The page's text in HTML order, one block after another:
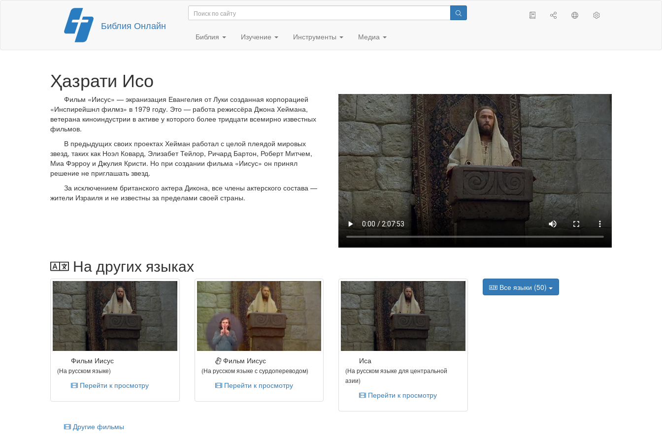
Перейти
содержимому
Библия Онлайн
Библия Изучение Инструменты Медиа
Ҳазрати Исо
Фильм «Иисус» — экранизация Евангелия от Луки созданная корпорацией
«Инспирейшнл филмз» в 1979 году. Это — работа режиссёра Джона Хеймана,
ветерана киноиндустрии в активе у которого более тридцати всемирно известных
фильмов.
В предыдущих своих проектах Хейман работал с целой плеядой мировых
звезд, таких как Ноэл Ковард, Элизабет Тейлор, Ричард Бартон, Роберт Митчем,
Миа Фэрроу и Джулия Кристи. Но при создании фильма «Иисус» он принял
решение не приглашать звезд.
За исключением британского актера Дикона, все члены актерского состава —
жители Израиля и не известны за пределами своей страны.
На других языках
Фильм Иисус
(На русском языке)
Перейти к просмотру
Фильм Иисус
(На русском языке с сурдопереводом)
Перейти к просмотру
Иса
(На русском языке для центральной
азии)
Перейти к просмотру
Все языки (50)
Другие фильмы